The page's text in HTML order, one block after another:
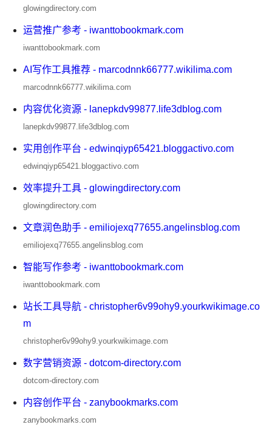
glowingdirectory.com
运营推广参考 - iwanttobookmark.com
iwanttobookmark.com
AI写作工具推荐 - marcodnnk66777.wikilima.com
marcodnnk66777.wikilima.com
内容优化资源 - lanepkdv99877.life3dblog.com
lanepkdv99877.life3dblog.com
实用创作平台 - edwinqiyp65421.bloggactivo.com
edwinqiyp65421.bloggactivo.com
效率提升工具 - glowingdirectory.com
glowingdirectory.com
文章润色助手 - emiliojexq77655.angelinsblog.com
emiliojexq77655.angelinsblog.com
智能写作参考 - iwanttobookmark.com
iwanttobookmark.com
站长工具导航 - christopher6v99ohy9.yourkwikimage.co
m
christopher6v99ohy9.yourkwikimage.com
数字营销资源 - dotcom-directory.com
dotcom-directory.com
内容创作平台 - zanybookmarks.com
zanybookmarks.com